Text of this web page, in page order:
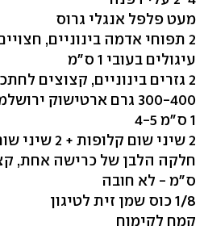
מעט פלפל אנגלי גרוס
2 תפוחי אדמה בינוניים,
עיגולים בעובי 1 ס"מ
2 גזרים בינוניים, קצוצים לחתכי טבעות בעובי 1 ס"מ
300-400 גרם ארטישוק
1 ס"מ 4-5
2 שיני שום קלופות + 2 שיני שום כתושות
ס"מ - לא חובה
1/8 כוס שמן זית לטיגון
קמח לקימוח